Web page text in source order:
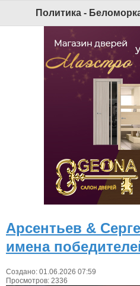
Арсентьев &
имена
Создано: 01.06.2026 07:59
Просмотров: 2336